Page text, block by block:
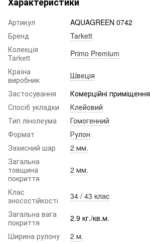
Артикул
AQUAGREEN 0742
Бренд
Tarkett
Колекція
Tarkett
Primo Premium
Країна
виробник
Швеція
Застосування
Комерційні приміщення
Спосіб укладки
Клейовий
Тип лінолеума
Гомогенний
Формат
Рулон
Захисний шар
2 мм.
Загальна
товщина
покриття
2 мм.
Клас
зносостійкості
34 / 43 клас
Загальна вага
покриття
2.9 кг./кв.м.
Ширина рулону
2 м.